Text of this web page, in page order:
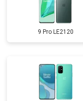
9 Pro LE2120